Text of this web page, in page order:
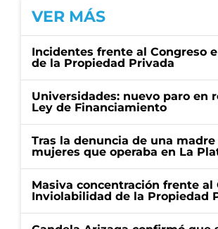
VER MÁS
Incidentes frente al Congreso
de la Propiedad Privada
Universidades: nuevo paro en
Ley de Financiamiento
Tras la denuncia de una
mujeres que operaba en La
Masiva concentración frente al
Inviolabilidad de la Propiedad